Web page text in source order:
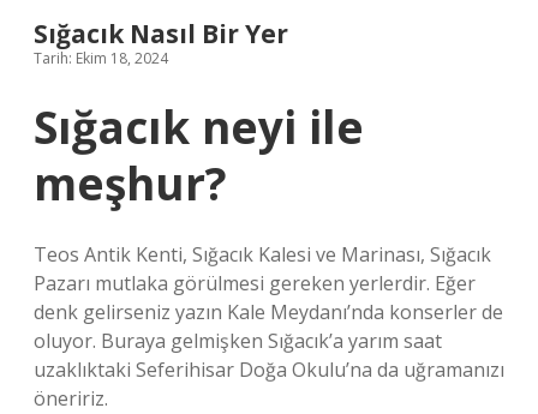
Sığacık Nasıl Bir Yer
Tarih: Ekim 18, 2024
Sığacık neyi ile
meşhur?
Teos Antik Kenti, Sığacık Kalesi ve Marinası, Sığacık
Pazarı mutlaka görülmesi gereken yerlerdir. Eğer
denk gelirseniz yazın Kale Meydanı’nda konserler de
oluyor. Buraya gelmişken Sığacık’a yarım saat
uzaklıktaki Seferihisar Doğa Okulu’na da uğramanızı
öneririz.